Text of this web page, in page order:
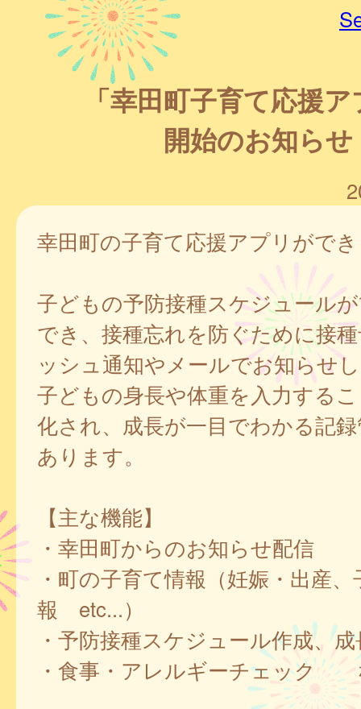
「幸田町子育て応援
開始のお知らせ
幸田町の子育て応援アプリがで
子どもの予防接種スケジュール
でき、接種忘れを防ぐために接
ッシュ通知やメールでお知らせ
子どもの身長や体重を入力する
化され、成長が一目でわかる記
あります。
【主な機能】
・幸田町からのお知らせ配信
・町の子育て情報（妊娠・出産
報 etc...）
・予防接種スケジュール作成、
・食事・アレルギーチェック